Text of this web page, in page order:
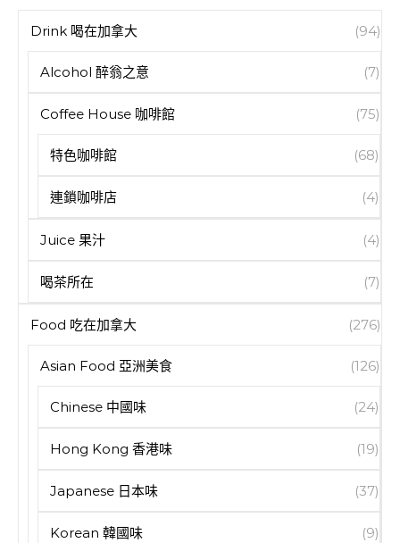
Drink 喝在加拿大 (94)
Alcohol 醉翁之意 (7)
Coffee House 咖啡館 (75)
特色咖啡館 (68)
連鎖咖啡店 (4)
Juice 果汁 (4)
喝茶所在 (7)
Food 吃在加拿大 (276)
Asian Food 亞洲美食 (126)
Chinese 中國味 (24)
Hong Kong 香港味 (19)
Japanese 日本味 (37)
Korean 韓國味 (9)